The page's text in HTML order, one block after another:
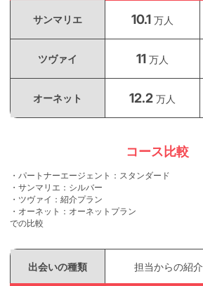
サンマリエ 10.1 万人
ツヴァイ 11 万人
オーネット 12.2 万人
コース比較
・パートナーエージェント：スタンダード
・サンマリエ：シルバー
・ツヴァイ：紹介プラン
・オーネット：オーネットプラン
での比較
出会いの種類 担当からの紹介